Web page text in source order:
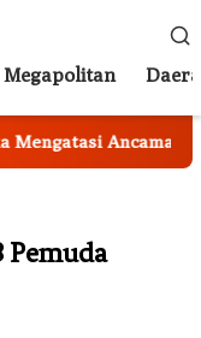
Megapolitan
Ancaman
Pemuda